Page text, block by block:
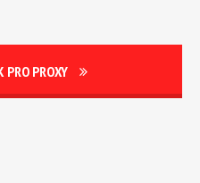
PRO PROXY